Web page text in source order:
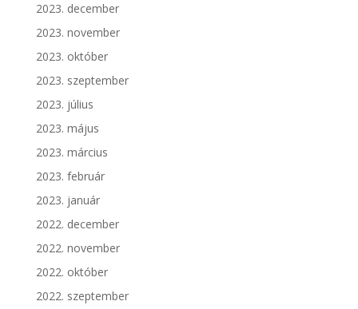
2023. december
2023. november
2023. október
2023. szeptember
2023. július
2023. május
2023. március
2023. február
2023. január
2022. december
2022. november
2022. október
2022. szeptember